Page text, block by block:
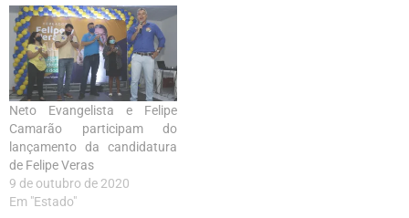
Neto Evangelista e Felipe
Camarão participam do
lançamento da candidatura
de Felipe Veras
9 de outubro de 2020
Em "Estado"